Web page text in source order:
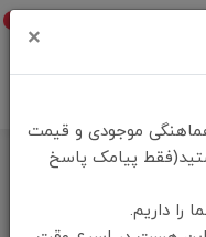
×
هماهنگی موجودی و قیمت
پیامک پاسخ
را داریم.